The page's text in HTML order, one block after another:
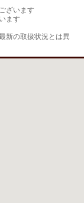
ざいます
ます
新の取扱状況とは異